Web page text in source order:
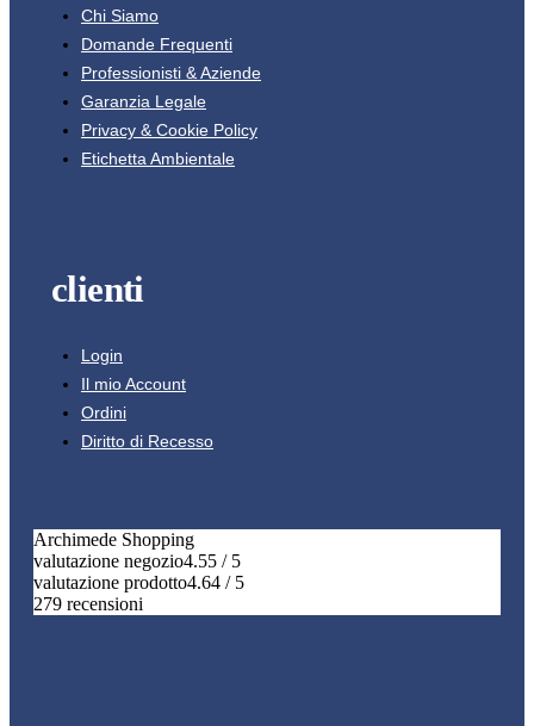
Chi Siamo
Domande Frequenti
Professionisti & Aziende
Garanzia Legale
Privacy & Cookie Policy
Etichetta Ambientale
clienti
Login
Il mio Account
Ordini
Diritto di Recesso
Archimede Shopping
valutazione negozio4.55 / 5
valutazione prodotto4.64 / 5
279 recensioni